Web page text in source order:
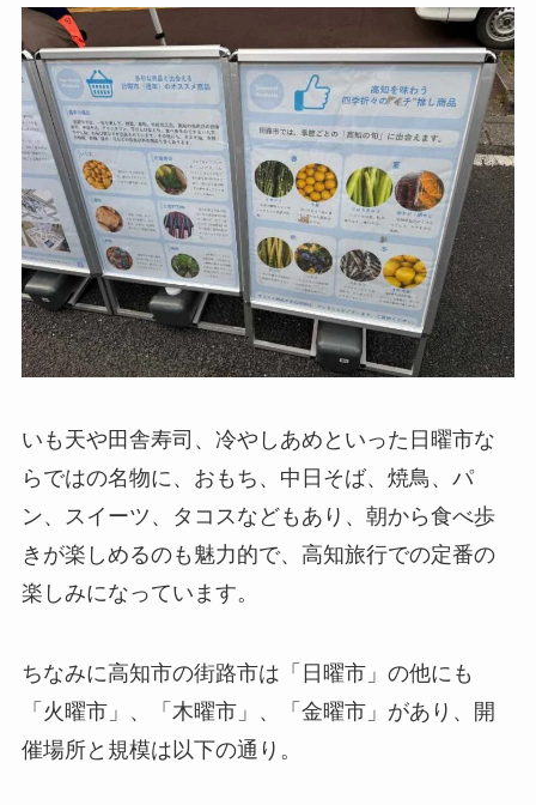
いも天や田舎寿司、冷やしあめといった日曜市な
らではの名物に、おもち、中日そば、焼鳥、パ
ン、スイーツ、タコスなどもあり、朝から食べ歩
きが楽しめるのも魅力的で、高知旅行での定番の
楽しみになっています。
ちなみに高知市の街路市は「日曜市」の他にも
「火曜市」、「木曜市」、「金曜市」があり、開
催場所と規模は以下の通り。